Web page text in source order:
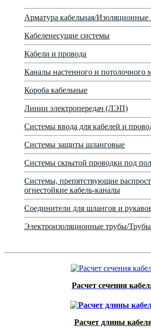
Арматура кабельная/Изоляционные
Кабеленесущие системы
Кабели и провода
Каналы настенного и потолочного
Короба кабельные
Линии электропередач (ЛЭП)
Системы ввода для кабелей и
Системы защиты шланговые
Системы скрытой проводки под
Системы, препятствующие
огнестойкие кабель-каналы
Соединители для шлангов и
Электроизоляционные трубы/
Расчет сечения
Расчет длины